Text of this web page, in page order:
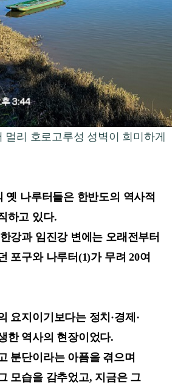
멀리 호로고루성 성벽이 희미하게
옛 나루터들은 한반도의 역사적
하고 있다.
강과 임진강 변에는 오래전부터
포구와 나루터(1)가 무려 20여
요지이기보다는 정치·경제·
한 역사의 현장이었다.
분단이라는 아픔을 겪으며
모습을 감추었고, 지금은 그